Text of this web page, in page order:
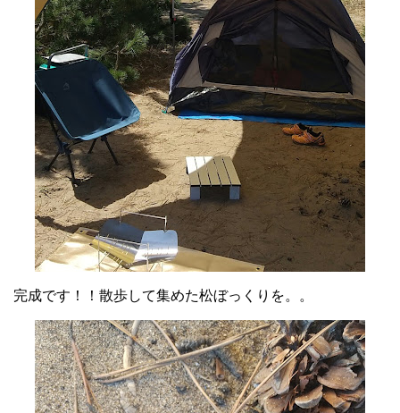
完成です！！散歩して集めた松ぼっくりを。。